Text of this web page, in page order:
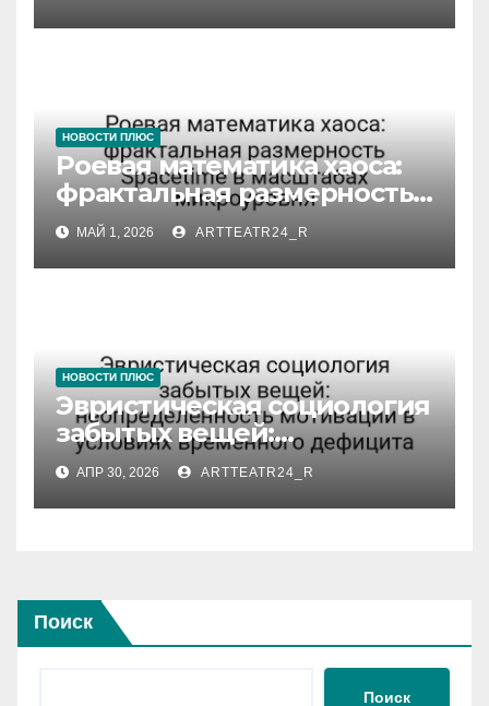
Architecture и показателя
НОВОСТИ ПЛЮС
Роевая математика хаоса:
фрактальная размерность
Spacetime в масштабах
микроуровня
МАЙ 1, 2026 ARTTEATR24_R
НОВОСТИ ПЛЮС
Эвристическая социология
забытых вещей:
неопределённость
мотивации в условиях
временного дефицита
АПР 30, 2026 ARTTEATR24_R
Поиск
Поиск